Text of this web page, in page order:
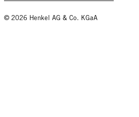
© 2026 Henkel AG & Co. KGaA